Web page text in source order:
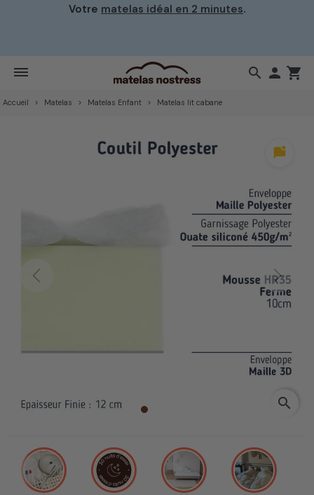
Votre matelas idéal en 2 minutes.
search  shopping_cart
Accueil Matelas Matelas Enfant Matelas lit cabane
mark_chat_unread
Previous Next
search